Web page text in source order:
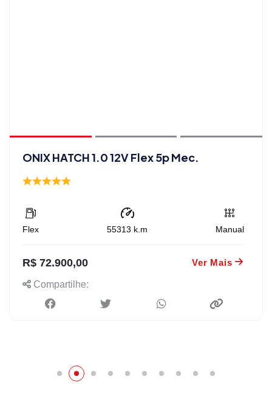
ONIX HATCH 1.0 12V Flex 5p Mec.
Flex 55313 k.m Manual
R$ 72.900,00 Ver Mais
Compartilhe: